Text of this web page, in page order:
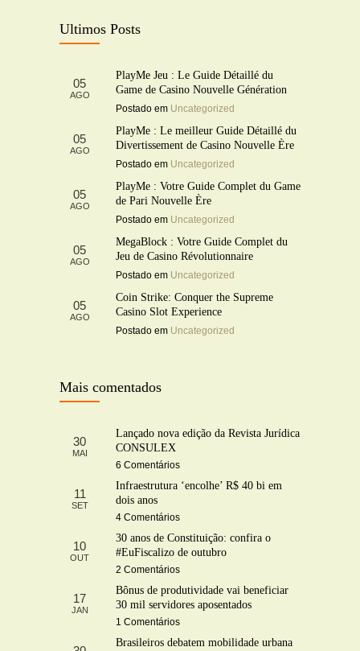
Ultimos Posts
05
AGO
PlayMe Jeu : Le Guide Détaillé du
Game de Casino Nouvelle Génération
Postado em Uncategorized
05
AGO
PlayMe : Le meilleur Guide Détaillé du
Divertissement de Casino Nouvelle Ère
Postado em Uncategorized
05
AGO
PlayMe : Votre Guide Complet du Game
de Pari Nouvelle Ère
Postado em Uncategorized
05
AGO
MegaBlock : Votre Guide Complet du
Jeu de Casino Révolutionnaire
Postado em Uncategorized
05
AGO
Coin Strike: Conquer the Supreme
Casino Slot Experience
Postado em Uncategorized
Mais comentados
30
MAI
Lançado nova edição da Revista Jurídica
CONSULEX
6 Comentários
11
SET
Infraestrutura ‘encolhe’ R$ 40 bi em
dois anos
4 Comentários
10
OUT
30 anos de Constituição: confira o
#EuFiscalizo de outubro
2 Comentários
17
JAN
Bônus de produtividade vai beneficiar
30 mil servidores aposentados
1 Comentários
Brasileiros debatem mobilidade urbana